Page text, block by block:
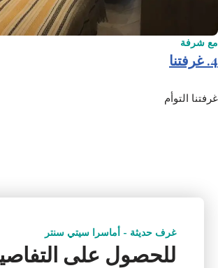
مع شرفة
4. غرفتنا
غرفتنا التوأم
غرف حديثة - أماسرا سيتي سنتر
للحصول على